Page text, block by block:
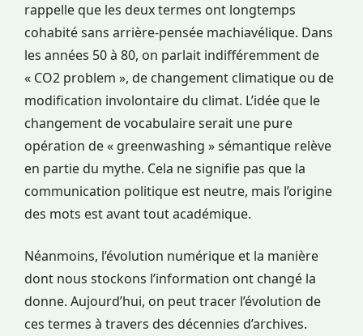
rappelle que les deux termes ont longtemps
cohabité sans arrière-pensée machiavélique. Dans
les années 50 à 80, on parlait indifféremment de
« CO2 problem », de changement climatique ou de
modification involontaire du climat. L’idée que le
changement de vocabulaire serait une pure
opération de « greenwashing » sémantique relève
en partie du mythe. Cela ne signifie pas que la
communication politique est neutre, mais l’origine
des mots est avant tout académique.
Néanmoins, l’évolution numérique et la manière
dont nous stockons l’information ont changé la
donne. Aujourd’hui, on peut tracer l’évolution de
ces termes à travers des décennies d’archives.